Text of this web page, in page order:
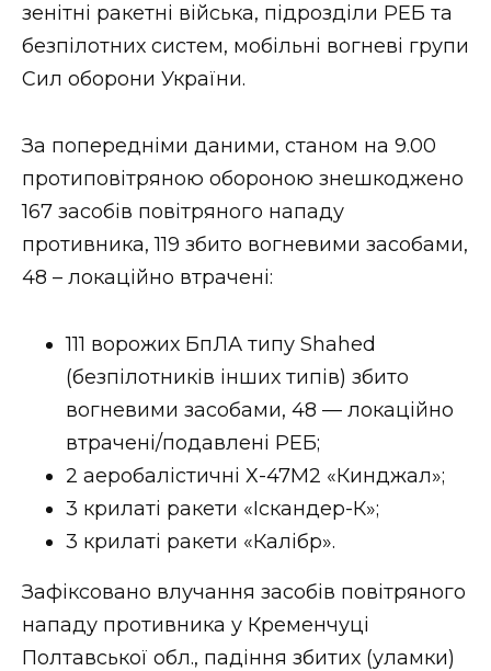
зенітні ракетні війська, підрозділи РЕБ та
безпілотних систем, мобільні вогневі групи
Сил оборони України.
За попередніми даними, станом на 9.00
протиповітряною обороною знешкоджено
167 засобів повітряного нападу
противника, 119 збито вогневими засобами,
48 – локаційно втрачені:
111 ворожих БпЛА типу Shahed
(безпілотників інших типів) збито
вогневими засобами, 48 — локаційно
втрачені/подавлені РЕБ;
2 аеробалістичні Х-47М2 «Кинджал»;
3 крилаті ракети «Іскандер-К»;
3 крилаті ракети «Калібр».
Зафіксовано влучання засобів повітряного
нападу противника у Кременчуці
Полтавської обл., падіння збитих (уламки)